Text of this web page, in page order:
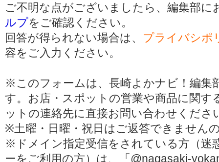
ご不明な点がございましたら、編集部
ルプをご確認ください。
回答が得られない場合は、 プライバシポ
容をご入力ください。
※このフォームは、長崎よかナビ！編集
す。お店・スポットの営業や商品に関す
ットの連絡先に直接お問い合わせくださ
※土曜・日曜・祝日はご返答できません
※ドメイン指定受信をされている方（迷
ーをご利用の方）は、「@nagasaki-